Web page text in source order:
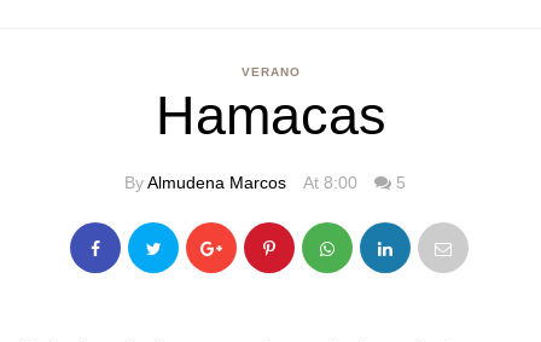
VERANO
Hamacas
ByAlmudena Marcos At 8:00 5